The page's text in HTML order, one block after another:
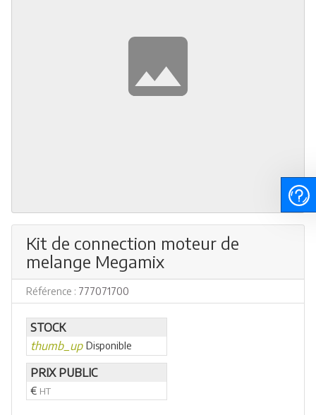
Kit de connection moteur de
melange Megamix
Référence : 777071700
STOCK
thumb_up Disponible
PRIX PUBLIC
€ HT